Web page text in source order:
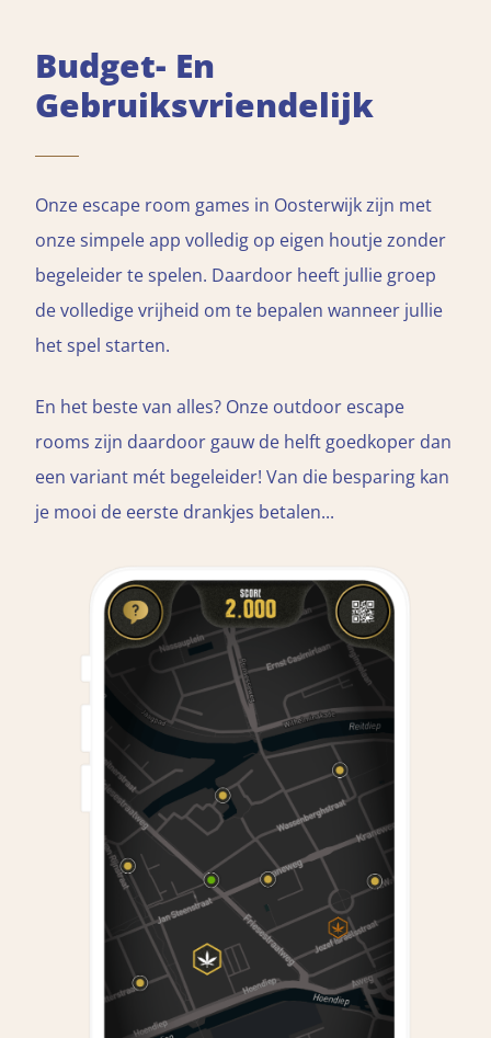
Budget- En
Gebruiksvriendelijk
Onze escape room games in Oosterwijk zijn met
onze simpele app volledig op eigen houtje zonder
begeleider te spelen. Daardoor heeft jullie groep
de volledige vrijheid om te bepalen wanneer jullie
het spel starten.
En het beste van alles? Onze outdoor escape
rooms zijn daardoor gauw de helft goedkoper dan
een variant mét begeleider! Van die besparing kan
je mooi de eerste drankjes betalen...